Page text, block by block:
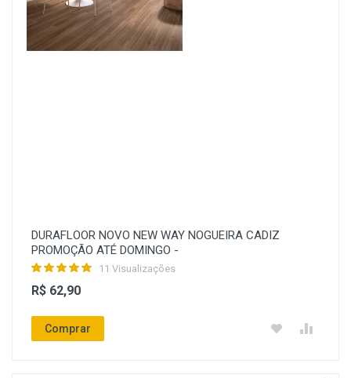
DURAFLOOR NOVO NEW WAY NOGUEIRA CADIZ
PROMOÇÃO ATÉ DOMINGO -
11 Visualizações
R$ 62,90
Comprar